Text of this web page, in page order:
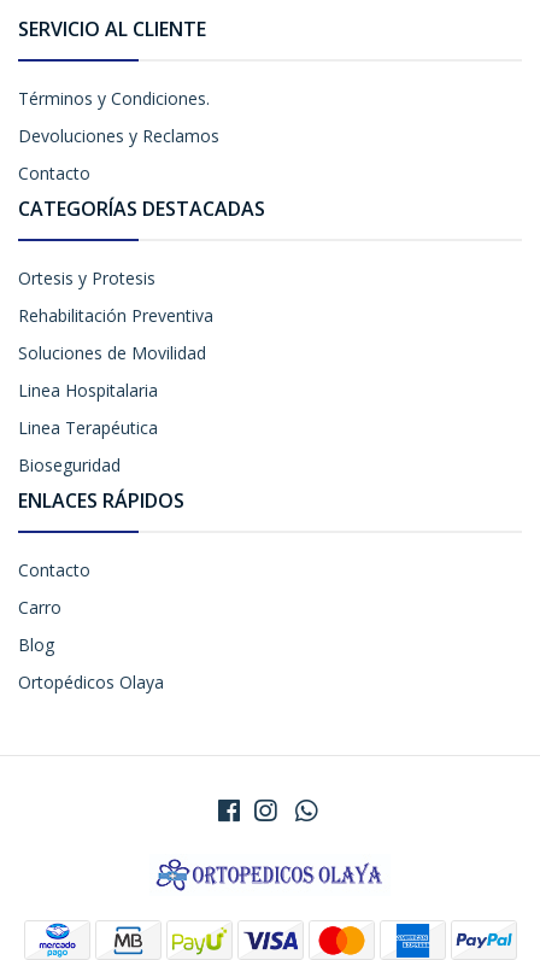
SERVICIO AL CLIENTE
Términos y Condiciones.
Devoluciones y Reclamos
Contacto
CATEGORÍAS DESTACADAS
Ortesis y Protesis
Rehabilitación Preventiva
Soluciones de Movilidad
Linea Hospitalaria
Linea Terapéutica
Bioseguridad
ENLACES RÁPIDOS
Contacto
Carro
Blog
Ortopédicos Olaya